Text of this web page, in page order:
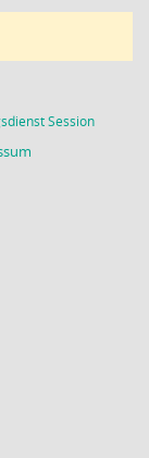
Session(Wird in